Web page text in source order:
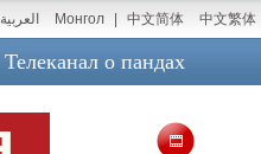
العربية Монгол 中文简体 中文繁体
Телеканал о пандах